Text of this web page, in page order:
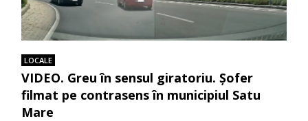
LOCALE
VIDEO. Greu în sensul giratoriu. Șofer
filmat pe contrasens în municipiul Satu
Mare